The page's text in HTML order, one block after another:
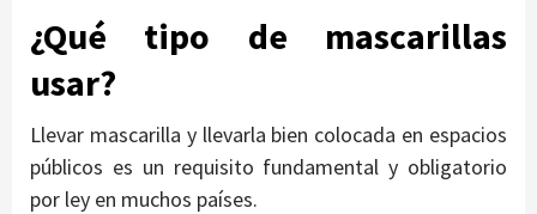
¿Qué tipo de mascarillas
usar?
Llevar mascarilla y llevarla bien colocada en espacios
públicos es un requisito fundamental y obligatorio
por ley en muchos países.